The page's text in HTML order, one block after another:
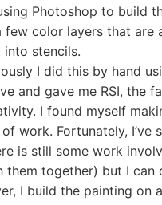
Photoshop to build
few color layers that
stencils.
I did this by hand
and gave me RSI, the
I found myself
work. Fortunately,
is still some work
them together) but I can
I build the painting on